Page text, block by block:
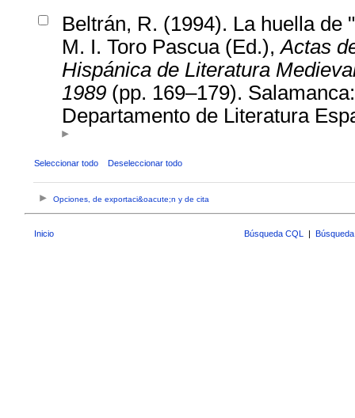
Beltrán, R. (1994). La huella de
M. I. Toro Pascua (Ed.),Actas
Hispánica de Literatura
1989(pp. 169–179).
Departamento de Literatura
Seleccionar todo Deseleccionar todo
Opciones, de exportaci&oacute;n y de cita
Inicio Búsqueda CQL |